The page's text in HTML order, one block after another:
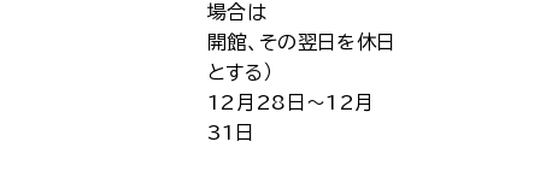
場合は
開館、その翌日を休日
とする）
12月28日～12月
31日